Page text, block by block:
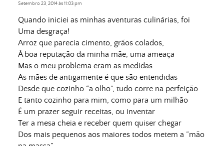
Setembro 23, 2014 às 11:03 pm
Quando iniciei as minhas aventuras culinárias, foi
Uma desgraça!
Arroz que parecia cimento, grãos colados,
À boa reputação da minha mãe, uma ameaça
Mas o meu problema eram as medidas
As mães de antigamente é que são entendidas
Desde que cozinho “a olho”, tudo corre na perfeição
E tanto cozinho para mim, como para um milhão
É um prazer seguir receitas, ou inventar
Ter a mesa cheia e receber quem quiser chegar
Dos mais pequenos aos maiores todos metem a “mão